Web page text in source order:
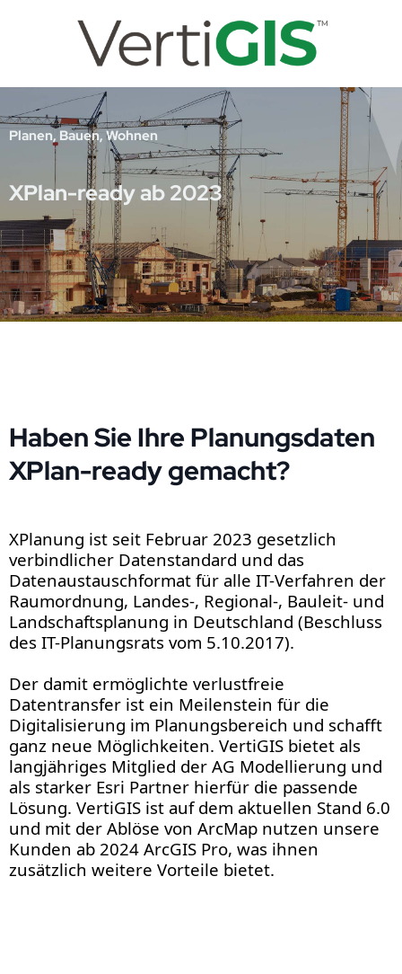
Planen, Bauen, Wohnen
XPlan-ready ab 2023
Haben Sie Ihre Planungsdaten
XPlan-ready gemacht?
XPlanung ist seit Februar 2023 gesetzlich
verbindlicher Datenstandard und das
Datenaustauschformat für alle IT-Verfahren der
Raumordnung, Landes-, Regional-, Bauleit- und
Landschaftsplanung in Deutschland (Beschluss
des IT-Planungsrats vom 5.10.2017).
Der damit ermöglichte verlustfreie
Datentransfer ist ein Meilenstein für die
Digitalisierung im Planungsbereich und schafft
ganz neue Möglichkeiten. VertiGIS bietet als
langjähriges Mitglied der AG Modellierung und
als starker Esri Partner hierfür die passende
Lösung. VertiGIS ist auf dem aktuellen Stand 6.0
und mit der Ablöse von ArcMap nutzen unsere
Kunden ab 2024 ArcGIS Pro, was ihnen
zusätzlich weitere Vorteile bietet.